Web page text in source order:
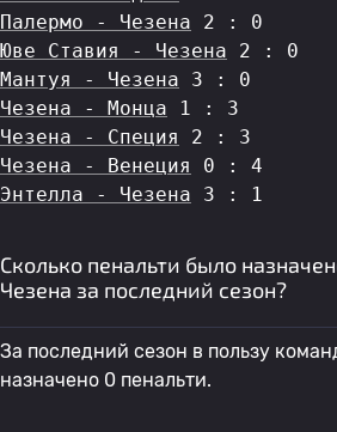
Палермо - Чезена 2 : 0
Юве Ставия - Чезена 2 : 0
Мантуя - Чезена 3 : 0
Чезена - Монца 1 : 3
Чезена - Специя
2 : 3
Чезена - Венеция
0 : 4
Энтелла - Чезена 3 : 1
Сколько пенальти было
Чезена за последний сезон?
За последний сезон в пользу
назначено 0 пенальти.